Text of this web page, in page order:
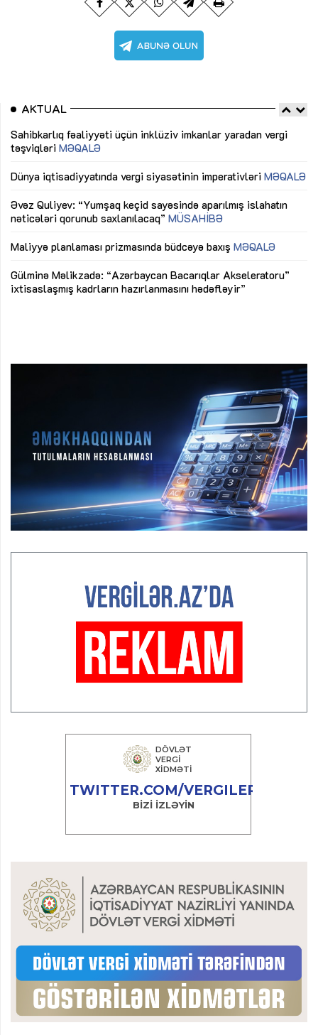
AKTUAL
Sahibkarlıq fəaliyyəti üçün inklüziv imkanlar yaradan vergi
təşviqləri MƏQALƏ
Dünya iqtisadiyyatında vergi siyasətinin imperativləri MƏQALƏ
Əvəz Quliyev: “Yumşaq keçid sayəsində aparılmış islahatın
nəticələri qorunub saxlanılacaq” MÜSAHİBƏ
Maliyyə planlaması prizmasında büdcəyə baxış MƏQALƏ
Gülminə Məlikzadə: “Azərbaycan Bacarıqlar Akseleratoru”
ixtisaslaşmış kadrların hazırlanmasını hədəfləyir”